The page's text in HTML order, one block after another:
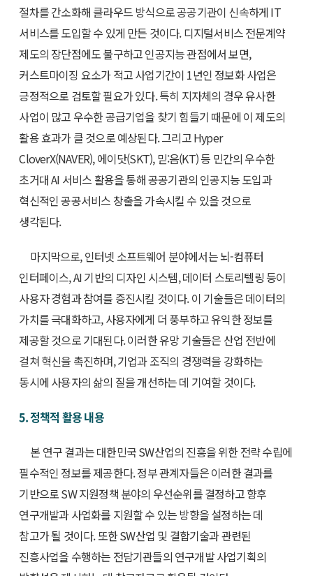
절차를 간소화해 클라우드 방식으로 공공기관이 신속하게 IT
서비스를 도입할 수 있게 만든 것이다. 디지털서비스 전문계약
제도의 장단점에도 불구하고 인공지능 관점에서 보면,
커스트마이징 요소가 적고 사업기간이 1년인 정보화 사업은
긍정적으로 검토할 필요가 있다. 특히 지자체의 경우 유사한
사업이 많고 우수한 공급기업을 찾기 힘들기 때문에 이 제도의
활용 효과가 클 것으로 예상된다. 그리고 Hyper
CloverX(NAVER), 에이닷(SKT), 믿:음(KT) 등 민간의 우수한
초거대 AI 서비스 활용을 통해 공공기관의 인공지능 도입과
혁신적인 공공서비스 창출을 가속시킬 수 있을 것으로
생각된다.
마지막으로, 인터넷 소프트웨어 분야에서는 뇌-컴퓨터
인터페이스, AI 기반의 디자인 시스템, 데이터 스토리텔링 등이
사용자 경험과 참여를 증진시킬 것이다. 이 기술들은 데이터의
가치를 극대화하고, 사용자에게 더 풍부하고 유익한 정보를
제공할 것으로 기대된다. 이러한 유망 기술들은 산업 전반에
걸쳐 혁신을 촉진하며, 기업과 조직의 경쟁력을 강화하는
동시에 사용자의 삶의 질을 개선하는 데 기여할 것이다.
5. 정책적 활용 내용
본 연구 결과는 대한민국 SW산업의 진흥을 위한 전략 수립에
필수적인 정보를 제공한다. 정부 관계자들은 이러한 결과를
기반으로 SW 지원정책 분야의 우선순위를 결정하고 향후
연구개발과 사업화를 지원할 수 있는 방향을 설정하는 데
참고가 될 것이다. 또한 SW산업 및 결합기술과 관련된
진흥사업을 수행하는 전담기관들의 연구개발 사업기획의